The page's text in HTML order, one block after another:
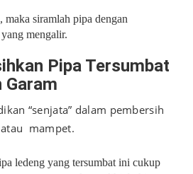
maka siramlah pipa dengan
mengalir.
Pipa Tersumbat
Garam
“senjata” dalam pembersih
mampet.
ledeng yang tersumbat ini cukup